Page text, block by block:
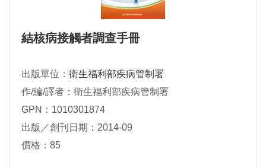
結核病接觸者調查手冊
出版單位： 衛生福利部疾病管制署
作/編/譯者：衛生福利部疾病管制署
GPN：1010301874
出版／創刊日期：2014-09
價格：85